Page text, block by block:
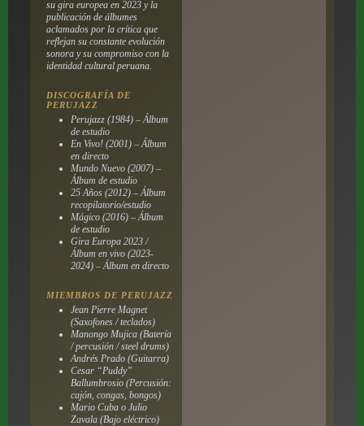
su gira europea en 2023 y la
publicación de álbumes
aclamados por la crítica que
reflejan su constante evolución
sonora y su compromiso con la
identidad cultural peruana.
DISCOGRAFÍA DE
PERUJAZZ
Perujazz (1984) – Álbum
de estudio
En Vivo! (2001) – Álbum
en directo
Mundo Nuevo (2007) –
Álbum de estudio
25 Años (2012) – Álbum
recopilatorio/estudio
Mágico (2016) – Álbum
de estudio
Gira Europa 2023 /
Álbum en vivo (2023-
2024) – Álbum en directo
MIEMBROS DE PERUJAZZ
Jean Pierre Magnet
(Saxofones / teclados)
Manongo Mujica (Batería
/ percusión / steel drums)
Andrés Prado (Guitarra)
Cesar “Puddy”
Ballumbrosio (Percusión:
cajón, congas, bongos)
Mario Cuba o Julio
Zavala (Bajo eléctrico)